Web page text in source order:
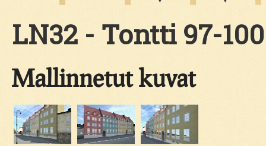
LN32 - Tontti 97-100
Mallinnetut kuvat